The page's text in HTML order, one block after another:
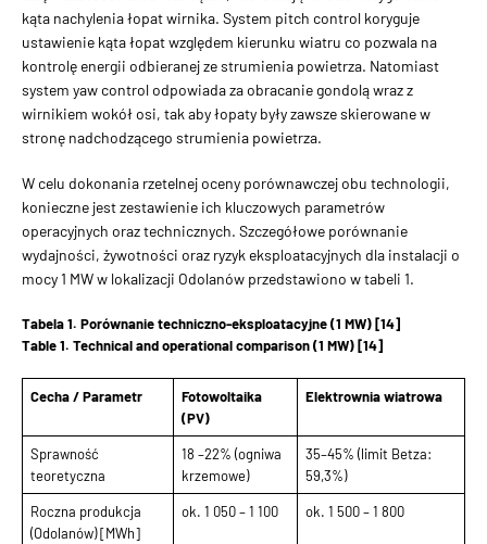
kąta nachylenia łopat wirnika. System pitch control koryguje
ustawienie kąta łopat względem kierunku wiatru co pozwala na
kontrolę energii odbieranej ze strumienia powietrza. Natomiast
system yaw control odpowiada za obracanie gondolą wraz z
wirnikiem wokół osi, tak aby łopaty były zawsze skierowane w
stronę nadchodzącego strumienia powietrza.
W celu dokonania rzetelnej oceny porównawczej obu technologii,
konieczne jest zestawienie ich kluczowych parametrów
operacyjnych oraz technicznych. Szczegółowe porównanie
wydajności, żywotności oraz ryzyk eksploatacyjnych dla instalacji o
mocy 1 MW w lokalizacji Odolanów przedstawiono w tabeli 1.
Tabela 1. Porównanie techniczno-eksploatacyjne (1 MW) [14]
Table 1. Technical and operational comparison (1 MW) [14]
Cecha / Parametr
Fotowoltaika
(PV)
Elektrownia wiatrowa
Sprawność
teoretyczna
18 –22% (ogniwa
krzemowe)
35–45% (limit Betza:
59,3%)
Roczna produkcja
(Odolanów) [MWh]
ok. 1 050 – 1 100 ok. 1 500 – 1 800